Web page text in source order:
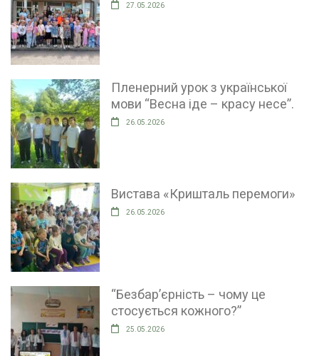
27.05.2026
Пленерний урок з української
мови “Весна іде – красу несе”.
26.05.2026
Вистава «Кришталь перемоги»
26.05.2026
“Безбар’єрність – чому це
стосується кожного?”
25.05.2026